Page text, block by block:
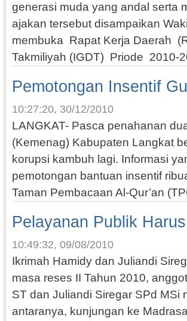
generasi muda yang andal serta
ajakan tersebut disampaikan
membuka Rapat Kerja Daerah
Takmiliyah (IGDT) Priode 2010-
Pemotongan Insentif
10:27:20, 30/12/2010
LANGKAT- Pasca penahanan
(Kemenag) Kabupaten Langkat
korupsi kambuh lagi. Informasi
pemotongan bantuan insentif
Taman Pembacaan Al-Qur’an
Pelayanan Publik
10:49:32, 09/08/2010
Ikrimah Hamidy dan Juliandi
masa reses II Tahun 2010,
ST dan Juliandi Siregar SPd MSi
antaranya, kunjungan ke